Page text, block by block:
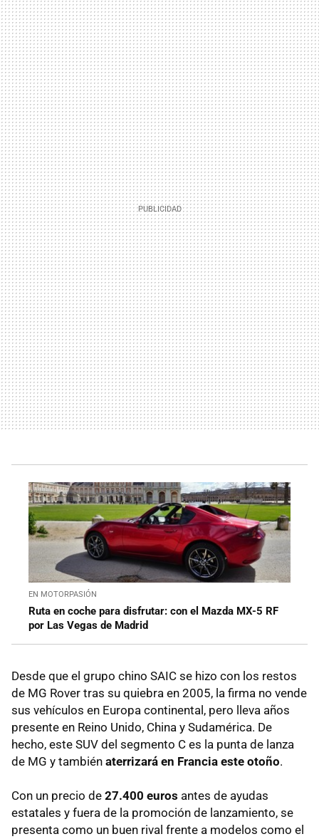
EN MOTORPASIÓN
Ruta en coche para disfrutar: con el Mazda MX-5 RF
por Las Vegas de Madrid
Desde que el grupo chino SAIC se hizo con los restos
de MG Rover tras su quiebra en 2005, la firma no vende
sus vehículos en Europa continental, pero lleva años
presente en Reino Unido, China y Sudamérica. De
hecho, este SUV del segmento C es la punta de lanza
de MG y también aterrizará en Francia este otoño.
Con un precio de 27.400 euros antes de ayudas
estatales y fuera de la promoción de lanzamiento, se
presenta como un buen rival frente a modelos como el